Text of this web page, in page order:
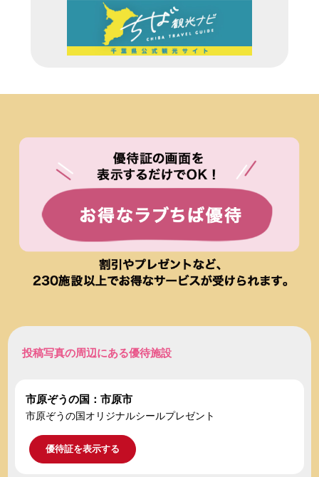
投稿写真の周辺にある優待施設
市原ぞうの国：市原市
市原ぞうの国オリジナルシールプレゼント
優待証を表示する